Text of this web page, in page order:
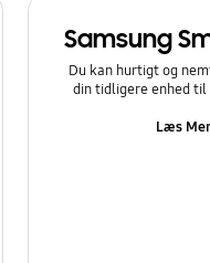
Samsung
Du kan hurtigt og
din tidligere enhed til
Læs